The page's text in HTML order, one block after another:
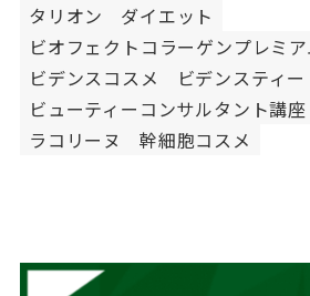
タリオン
ダイエット
ビオフェクトコラーゲンプレミア
ビデンスコスメ
ビデンスティー
ビューティーコンサルタント講座
ラコリーヌ
幹細胞コスメ